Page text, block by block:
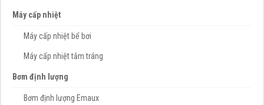
Máy cấp nhiệt
Máy cấp nhiệt bể bơi
Máy cấp nhiệt tắm tráng
Bơm định lượng
Bơm định lượng Emaux